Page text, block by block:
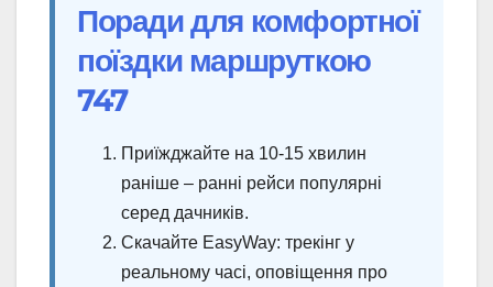
Поради для комфортної
поїздки маршруткою
747
Приїжджайте на 10-15 хвилин
раніше – ранні рейси популярні
серед дачників.
Скачайте EasyWay: трекінг у
реальному часі, оповіщення про